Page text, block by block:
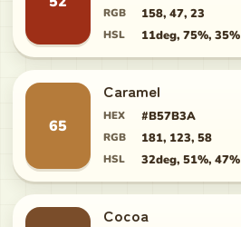
RGB 158, 47, 23
HSL 11deg, 75%, 35%
65
Caramel
HEX #B57B3A
RGB 181, 123, 58
HSL 32deg, 51%, 47%
Cocoa